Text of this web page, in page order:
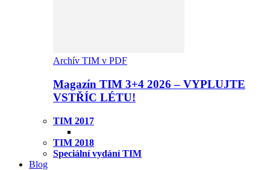
Archív TIM v PDF
Magazín TIM 3+4 2026 – VYPLUJTE
VSTŘÍC LÉTU!
TIM 2017
TIM 2018
Speciální vydání TIM
Blog